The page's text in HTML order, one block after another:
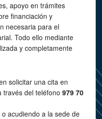
apoyo en trámites
financiación y
necesaria para el
Todo ello mediante
y completamente
solicitar una cita en
del teléfono 979 70
o acudiendo a la sede de